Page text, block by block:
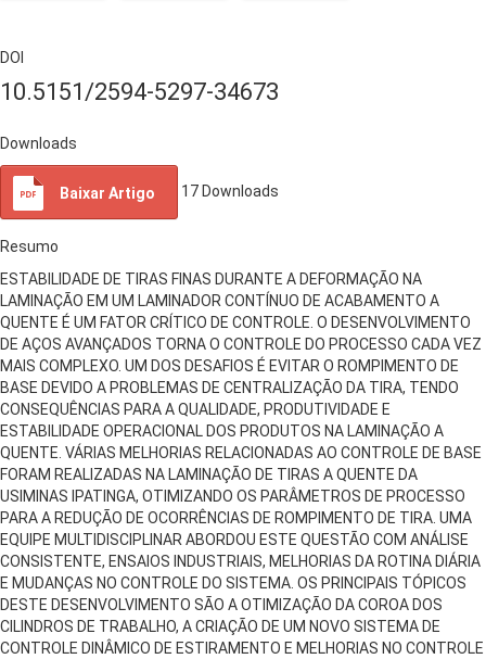
DOI
10.5151/2594-5297-34673
Downloads
Baixar Artigo 17Downloads
Resumo
ESTABILIDADE DE TIRAS FINAS DURANTE A DEFORMAÇÃO NA
LAMINAÇÃO EM UM LAMINADOR CONTÍNUO DE ACABAMENTO A
QUENTE É UM FATOR CRÍTICO DE CONTROLE. O DESENVOLVIMENTO
DE AÇOS AVANÇADOS TORNA O CONTROLE DO PROCESSO CADA VEZ
MAIS COMPLEXO. UM DOS DESAFIOS É EVITAR O ROMPIMENTO DE
BASE DEVIDO A PROBLEMAS DE CENTRALIZAÇÃO DA TIRA, TENDO
CONSEQUÊNCIAS PARA A QUALIDADE, PRODUTIVIDADE E
ESTABILIDADE OPERACIONAL DOS PRODUTOS NA LAMINAÇÃO A
QUENTE. VÁRIAS MELHORIAS RELACIONADAS AO CONTROLE DE BASE
FORAM REALIZADAS NA LAMINAÇÃO DE TIRAS A QUENTE DA
USIMINAS IPATINGA, OTIMIZANDO OS PARÂMETROS DE PROCESSO
PARA A REDUÇÃO DE OCORRÊNCIAS DE ROMPIMENTO DE TIRA. UMA
EQUIPE MULTIDISCIPLINAR ABORDOU ESTE QUESTÃO COM ANÁLISE
CONSISTENTE, ENSAIOS INDUSTRIAIS, MELHORIAS DA ROTINA DIÁRIA
E MUDANÇAS NO CONTROLE DO SISTEMA. OS PRINCIPAIS TÓPICOS
DESTE DESENVOLVIMENTO SÃO A OTIMIZAÇÃO DA COROA DOS
CILINDROS DE TRABALHO, A CRIAÇÃO DE UM NOVO SISTEMA DE
CONTROLE DINÂMICO DE ESTIRAMENTO E MELHORIAS NO CONTROLE